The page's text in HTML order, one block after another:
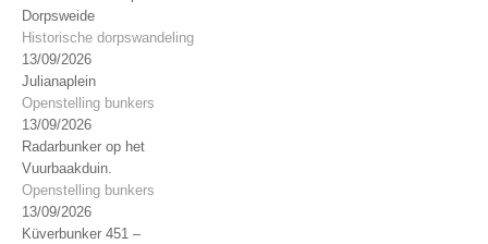
Dorpsweide
Historische dorpswandeling
13/09/2026
Julianaplein
Openstelling bunkers
13/09/2026
Radarbunker op het
Vuurbaakduin.
Openstelling bunkers
13/09/2026
Küverbunker 451 –